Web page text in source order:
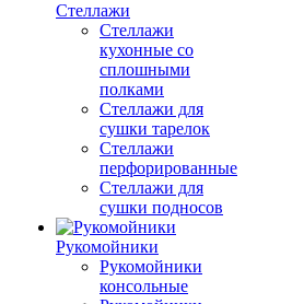
Стеллажи
Стеллажи
кухонные со
сплошными
полками
Стеллажи для
сушки тарелок
Стеллажи
перфорированные
Стеллажи для
сушки подносов
Рукомойники
Рукомойники
консольные